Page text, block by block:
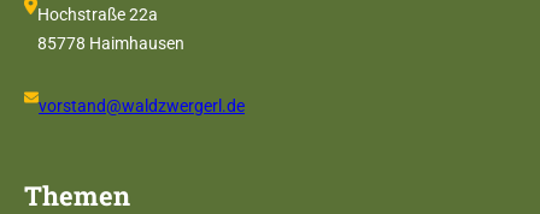
Hochstraße 22a
85778 Haimhausen
vorstand@waldzwergerl.de
Themen